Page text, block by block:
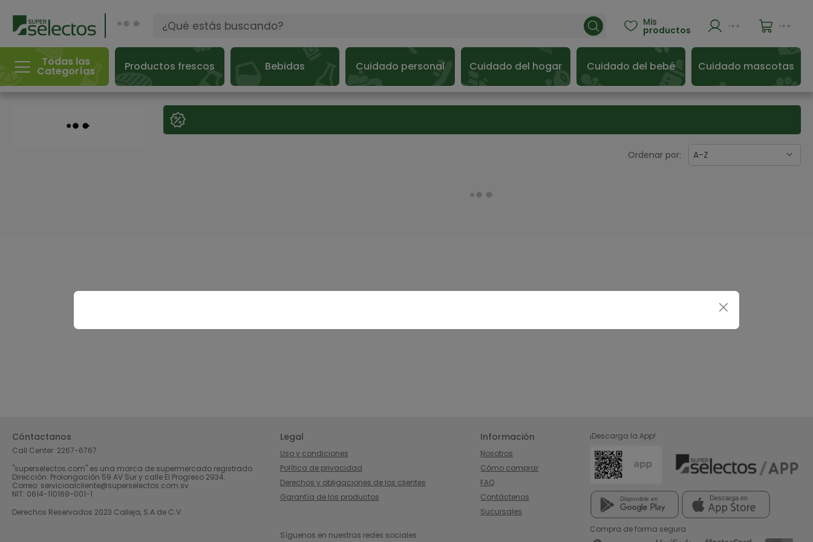
 Mis
productos
Todas las
Categorías Productos frescos Bebidas Cuidado personal Cuidado del hogar Cuidado del bebé Cuidado mascotas
Ordenar por: A-Z
Cóntactanos
Call Center: 2267-6767
"superselectos.com" es una marca de supermercado registrado.
Dirección: Prolongación 59 AV Sur y calle El Progreso 2934.
Correo: servicioalcliente@superselectos.com.sv
NIT: 0614-110169-001-1
Derechos Reservados 2023 Calleja, S.A de C.V.
Legal
Uso y condiciones
Política de privacidad
Derechos y obligaciones de los clientes
Garantía de los productos
Información
Nosotros
Cómo comprar
FAQ
Contáctenos
Sucursales
Síguenos en nuestras redes sociales
¡Descarga la App!
Compra de forma segura